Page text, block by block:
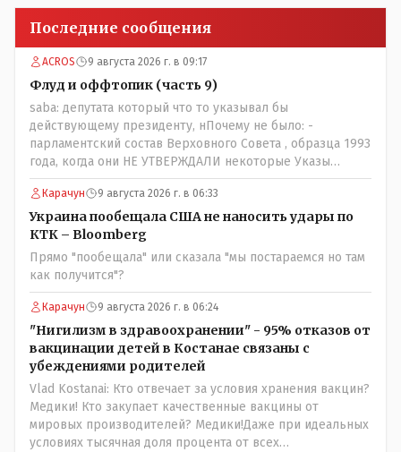
Последние сообщения
ACROS 9 августа 2026 г. в 09:17
Флуд и оффтопик (часть 9)
saba: депутата который что то указывал бы
действующему президенту, нПочему не было: -
парламентский состав Верховного Совета , образца 1993
года, когда они НЕ УТВЕРЖДАЛИ некоторые Указы
Назарбаева, особенно в части выборов и перевыборов и
некоторых вопросах внутренней политики, и тогда
Назарбай волевым Указом РАСПУСТИЛ этот бунтарский
состав. Имя - Серикболсын Абдильдин вам знакомо -
юывший секретарь ЦК КП Казахстана , впоследствии -
депутат Верховного Совета и Мажлиса и Председатель
партии коммунстов- он в то время и после и причём
НЕОДНОКРАТНО, указывал и многократно на недостатки
Назарбая и предлагал ему самому ДОБРОВОЛЬНО уйти с
поста Президента.
Карачун 9 августа 2026 г. в 06:33
Украина пообещала США не наносить удары по
КТК – Bloomberg
Прямо "пообещала" или сказала "мы постараемся но там
как получится"?
Карачун 9 августа 2026 г. в 06:24
"Нигилизм в здравоохранении" - 95% отказов от
вакцинации детей в Костанае связаны с
убеждениями родителей
Vlad Kostanai: Кто отвечает за условия хранения вакцин?
Медики! Кто закупает качественные вакцины от
мировых производителей? Медики!Даже при идеальных
условиях тысячная доля процента от всех